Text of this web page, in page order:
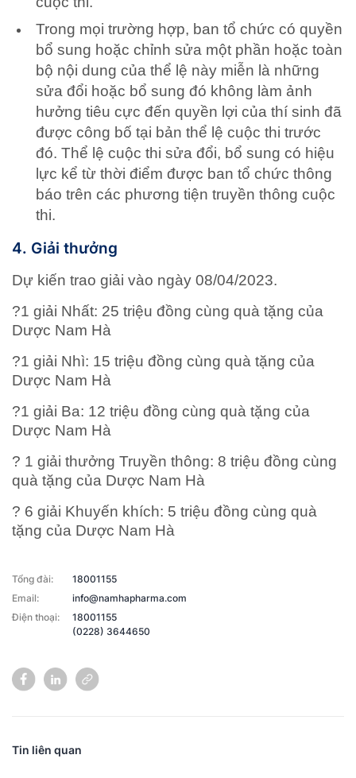
Trong mọi trường hợp, ban tổ chức có quyền
bổ sung hoặc chỉnh sửa một phần hoặc toàn
bộ nội dung của thể lệ này miễn là những
sửa đổi hoặc bổ sung đó không làm ảnh
hưởng tiêu cực đến quyền lợi của thí sinh đã
được công bố tại bản thể lệ cuộc thi trước
đó. Thể lệ cuộc thi sửa đổi, bổ sung có hiệu
lực kể từ thời điểm được ban tổ chức thông
báo trên các phương tiện truyền thông cuộc
thi.
4. Giải thưởng
Dự kiến trao giải vào ngày 08/04/2023.
?1 giải Nhất: 25 triệu đồng cùng quà tặng của
Dược Nam Hà
?1 giải Nhì: 15 triệu đồng cùng quà tặng của
Dược Nam Hà
?1 giải Ba: 12 triệu đồng cùng quà tặng của
Dược Nam Hà
? 1 giải thưởng Truyền thông: 8 triệu đồng cùng
quà tặng của Dược Nam Hà
? 6 giải Khuyến khích: 5 triệu đồng cùng quà
tặng của Dược Nam Hà
Tổng đài:
18001155
Email:
info@namhapharma.com
Điện thoại:
18001155
(0228) 3644650
Tin liên quan